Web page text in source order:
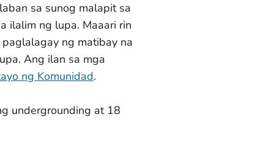
sa sunog malapit sa
ilalim ng lupa. Maaari rin
ng matibay na
Ang ilan sa mga
ng Komunidad.
undergrounding at 18